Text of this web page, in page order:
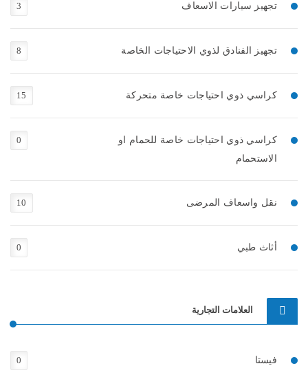
تجهيز سيارات الاسعاف 3
تجهيز الفنادق لذوي الاحتياجات الخاصة 8
كراسي ذوي احتياجات خاصة متحركة 15
كراسي ذوي احتياجات خاصة للحمام او
الاستحمام
0
نقل واسعاف المرضى 10
أثاث طبي 0
العلامات التجارية
فيستا 0